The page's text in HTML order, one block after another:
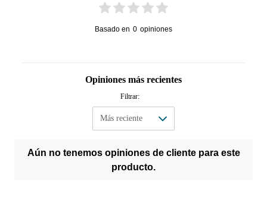
Basado en 0 opiniones
Opiniones más recientes
Filtrar:
Aún no tenemos opiniones de cliente para este
producto.